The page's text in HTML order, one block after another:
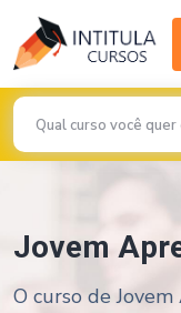
Jovem
O curso de